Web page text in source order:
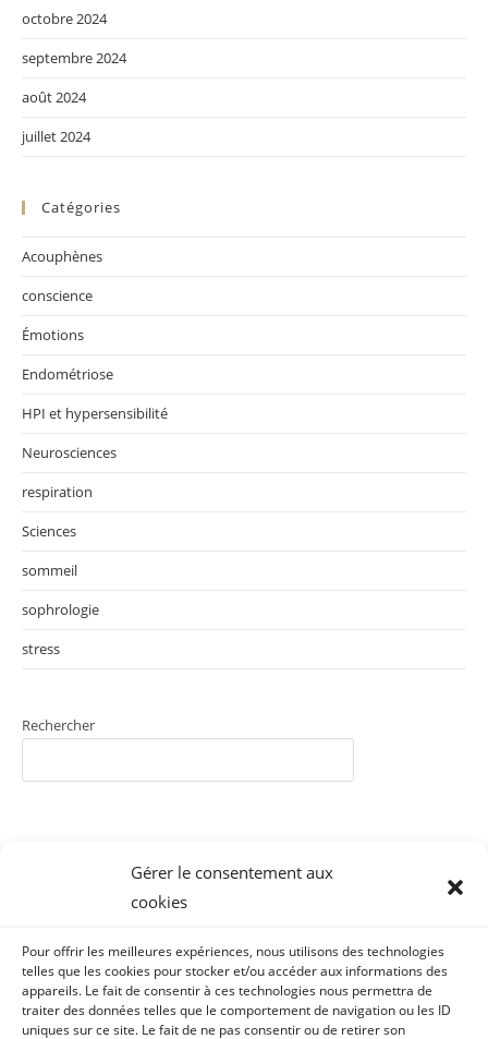
Gérer le consentement aux
cookies
Pour offrir les meilleures expériences, nous utilisons des technologies
telles que les cookies pour stocker et/ou accéder aux informations des
appareils. Le fait de consentir à ces technologies nous permettra de
traiter des données telles que le comportement de navigation ou les ID
uniques sur ce site. Le fait de ne pas consentir ou de retirer son
octobre 2024
septembre 2024
août 2024
juillet 2024
Catégories
Acouphènes
conscience
Émotions
Endométriose
HPI et hypersensibilité
Neurosciences
respiration
Sciences
sommeil
sophrologie
stress
Rechercher
CGV
Traitement des données à caractère personnel